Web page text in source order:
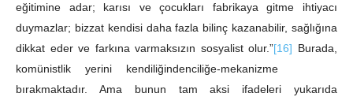
eğitimine adar; karısı ve çocukları fabrikaya gitme ihtiyacı
duymazlar; bizzat kendisi daha fazla bilinç kazanabilir, sağlığına
dikkat eder ve farkına varmaksızın sosyalist olur.”[16] Burada,
komünistlik yerini kendiliğindenciliğe-mekanizme
bırakmaktadır. Ama bunun tam aksi ifadeleri yukarıda